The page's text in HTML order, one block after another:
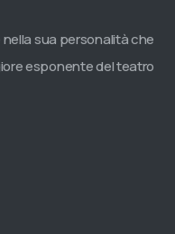
sua personalità che
esponente del teatro